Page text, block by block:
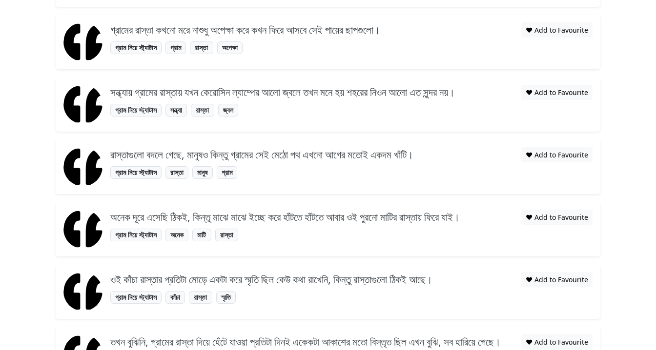
গ্রামের রাস্তা কখনো মরে নাশুধু অপেক্ষা করে কখন ফিরে আসবে সেই পায়ের ছাপগুলো।
গ্রাম নিয়ে স্ট্যাটাস গ্রাম রাস্তা অপেক্ষা
❤️ Add to Favourite
সন্ধ্যায় গ্রামের রাস্তায় যখন কেরোসিন ল্যাম্পের আলো জ্বলে তখন মনে হয় শহরের নিওন আলো এত সুন্দর নয়।
গ্রাম নিয়ে স্ট্যাটাস সন্ধ্যা রাস্তা জ্বল
❤️ Add to Favourite
রাস্তাগুলো বদলে গেছে, মানুষও কিন্তু গ্রামের সেই মেঠো পথ এখনো আগের মতোই একদম খাঁটি।
গ্রাম নিয়ে স্ট্যাটাস রাস্তা মানুষ গ্রাম
❤️ Add to Favourite
অনেক দূরে এসেছি ঠিকই, কিন্তু মাঝে মাঝে ইচ্ছে করে হাঁটতে হাঁটতে আবার ওই পুরনো মাটির রাস্তায় ফিরে যাই।
গ্রাম নিয়ে স্ট্যাটাস অনেক মাটি রাস্তা
❤️ Add to Favourite
ওই কাঁচা রাস্তার প্রতিটা মোড়ে একটা করে স্মৃতি ছিল কেউ কথা রাখেনি, কিন্তু রাস্তাগুলো ঠিকই আছে।
গ্রাম নিয়ে স্ট্যাটাস কাঁচা রাস্তা স্মৃতি
❤️ Add to Favourite
তখন বুঝিনি, গ্রামের রাস্তা দিয়ে হেঁটে যাওয়া প্রতিটা দিনই একেকটা আকাশের মতো বিস্তৃত ছিল এখন বুঝি, সব হারিয়ে গেছে। ❤️ Add to Favourite